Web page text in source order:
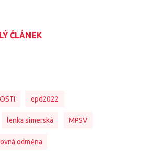
ČLÁNEK
epd2022
lenka simerská MPSV
odměna